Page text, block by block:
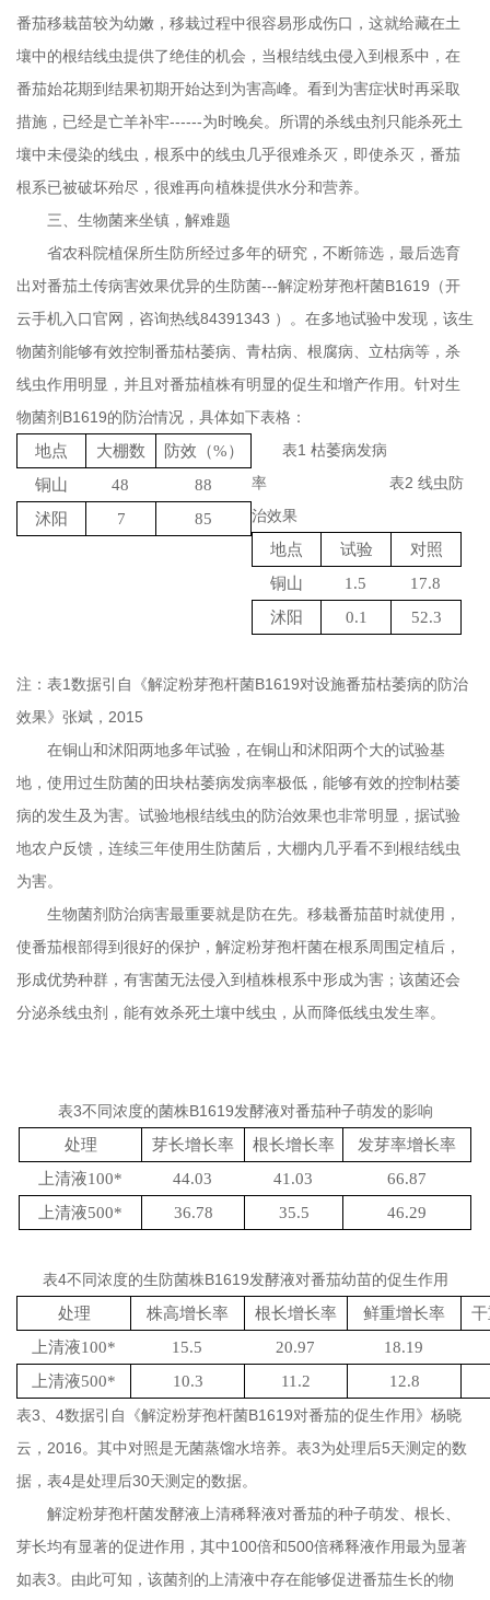
番茄移栽苗较为幼嫩，移栽过程中很容易形成伤口，这就给藏在土
壤中的根结线虫提供了绝佳的机会，当根结线虫侵入到根系中，在
番茄始花期到结果初期开始达到为害高峰。看到为害症状时再采取
措施，已经是亡羊补牢------为时晚矣。所谓的杀线虫剂只能杀死土
壤中未侵染的线虫，根系中的线虫几乎很难杀灭，即使杀灭，番茄
根系已被破坏殆尽，很难再向植株提供水分和营养。
三、生物菌来坐镇，解难题
省农科院植保所生防所经过多年的研究，不断筛选，最后选育
出对番茄土传病害效果优异的生防菌---解淀粉芽孢杆菌B1619 （开
云手机入口官网，咨询热线84391343 ）。在多地试验中发现，该生
物菌剂能够有效控制番茄枯萎病、青枯病、根腐病、立枯病等，杀
线虫作用明显，并且对番茄植株有明显的促生和增产作用。针对生
物菌剂 B1619的防治情况，具体如下表格：
地点
大棚数 防效（%）
铜山
48
88
沭阳
7 85
表1 枯萎病发病
率
表2 线虫防
治效果
地点
试验
对照
铜山
1.5
17.8
沭阳
0.1 52.3
注：表1数据引自《解淀粉芽孢杆菌B1619对设施番茄枯萎病的防治
效果》张斌，2015
在铜山和沭阳两地多年试验，在铜山和沭阳两个大的试验基
地，使用过生防菌的田块枯萎病发病率极低，能够有效的控制枯萎
病的发生及为害。试验地根结线虫的防治效果也非常明显，据试验
地农户反馈，连续三年使用生防菌后，大棚内几乎看不到根结线虫
为害。
生物菌剂防治病害最重要就是防在先。移栽番茄苗时就使用，
使番茄根部得到很好的保护，解淀粉芽孢杆菌在根系周围定植后，
形成优势种群，有害菌无法侵入到植株根系中形成为害；该菌还会
分泌杀线虫剂，能有效杀死土壤中线虫，从而降低线虫发生率。
表3不同浓度的菌株B1619发酵液对番茄种子萌发的影响
处理
芽长增长率 根长增长率
发芽率增长率
上清液100* 44.03 41.03
66.87
上清液500* 36.78 35.5 46.29
表4不同浓度的生防菌株B1619发酵液对番茄幼苗的促生作用
处理
株高增长率 根长增长率 鲜重增长率
上清液100* 15.5 20.97
18.19
上清液500* 10.3 11.2
12.8
表3、4数据引自《解淀粉芽孢杆菌B1619对番茄的促生作用》杨晓
云，2016。其中对照是无菌蒸馏水培养。表3为处理后5天测定的数
据，表4是处理后30天测定的数据。
解淀粉芽孢杆菌发酵液上清稀释液对番茄的种子萌发、根长、
芽长均有显著的促进作用，其中100倍和500倍稀释液作用最为显著
如表3。由此可知，该菌剂的上清液中存在能够促进番茄生长的物